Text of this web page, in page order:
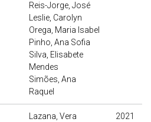
Reis-Jorge, José
Leslie, Carolyn
Orega, Maria Isabel
Pinho, Ana Sofia
Silva, Elisabete
Mendes
Simões, Ana
Raquel
Lazana, Vera
2021